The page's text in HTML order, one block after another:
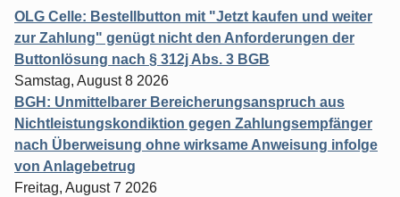
OLG Celle: Bestellbutton mit "Jetzt kaufen und weiter
zur Zahlung" genügt nicht den Anforderungen der
Buttonlösung nach § 312j Abs. 3 BGB
Samstag, August 8 2026
BGH: Unmittelbarer Bereicherungsanspruch aus
Nichtleistungskondiktion gegen Zahlungsempfänger
nach Überweisung ohne wirksame Anweisung infolge
von Anlagebetrug
Freitag, August 7 2026